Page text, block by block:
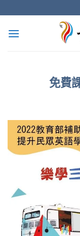
to
content
免費